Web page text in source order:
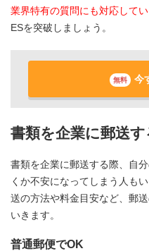
業界特有の質問にも対応して
ESを突破しましょう。
無料 今
書類を企業に郵送
書類を企業に郵送する際、自
くか不安になってしまう人も
送の方法や料金目安など、郵
いきます。
普通郵便でOK